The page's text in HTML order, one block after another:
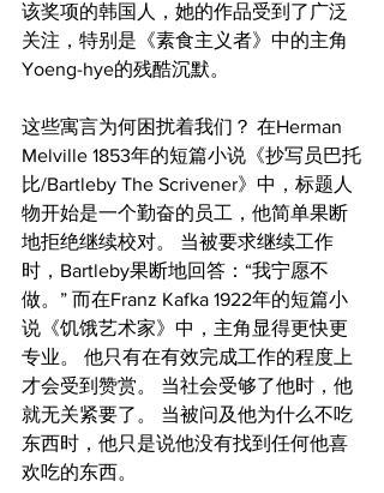
该奖项的韩国人，她的作品受到了广泛
关注，特别是《素食主义者》中的主角
Yoeng-hye的残酷沉默。
这些寓言为何困扰着我们？ 在Herman
Melville 1853年的短篇小说《抄写员巴托
比/Bartleby The Scrivener》中，标题人
物开始是一个勤奋的员工，他简单果断
地拒绝继续校对。 当被要求继续工作
时，Bartleby果断地回答：“我宁愿不
做。” 而在Franz Kafka 1922年的短篇小
说《饥饿艺术家》中，主角显得更快更
专业。 他只有在有效完成工作的程度上
才会受到赞赏。 当社会受够了他时，他
就无关紧要了。 当被问及他为什么不吃
东西时，他只是说他没有找到任何他喜
欢吃的东西。